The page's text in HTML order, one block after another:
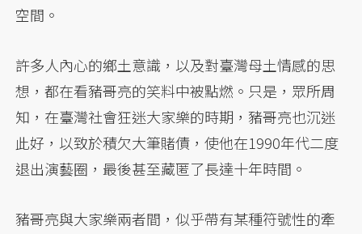
空間。
許多人內心的鄉土意識，以及對臺灣母土情感的思
想，都在看豬哥亮的笑料中被點燃。只是，眾所周
知，在臺灣社會狂迷大家樂的時期，豬哥亮也沉迷
此好，以致於積欠大筆賭債，使他在1990年代二度
退出演藝圈，最後甚至藏匿了長達十年時間。
豬哥亮與大家樂兩者間，似乎帶有某種符號性的牽